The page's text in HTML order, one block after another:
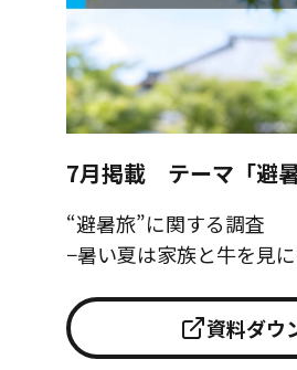
7月掲載 テーマ「避暑
“避暑旅”に関する調査
−暑い夏は家族と牛を見
資料ダウ